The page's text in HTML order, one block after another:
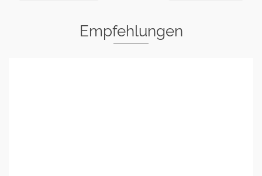
Empfehlungen